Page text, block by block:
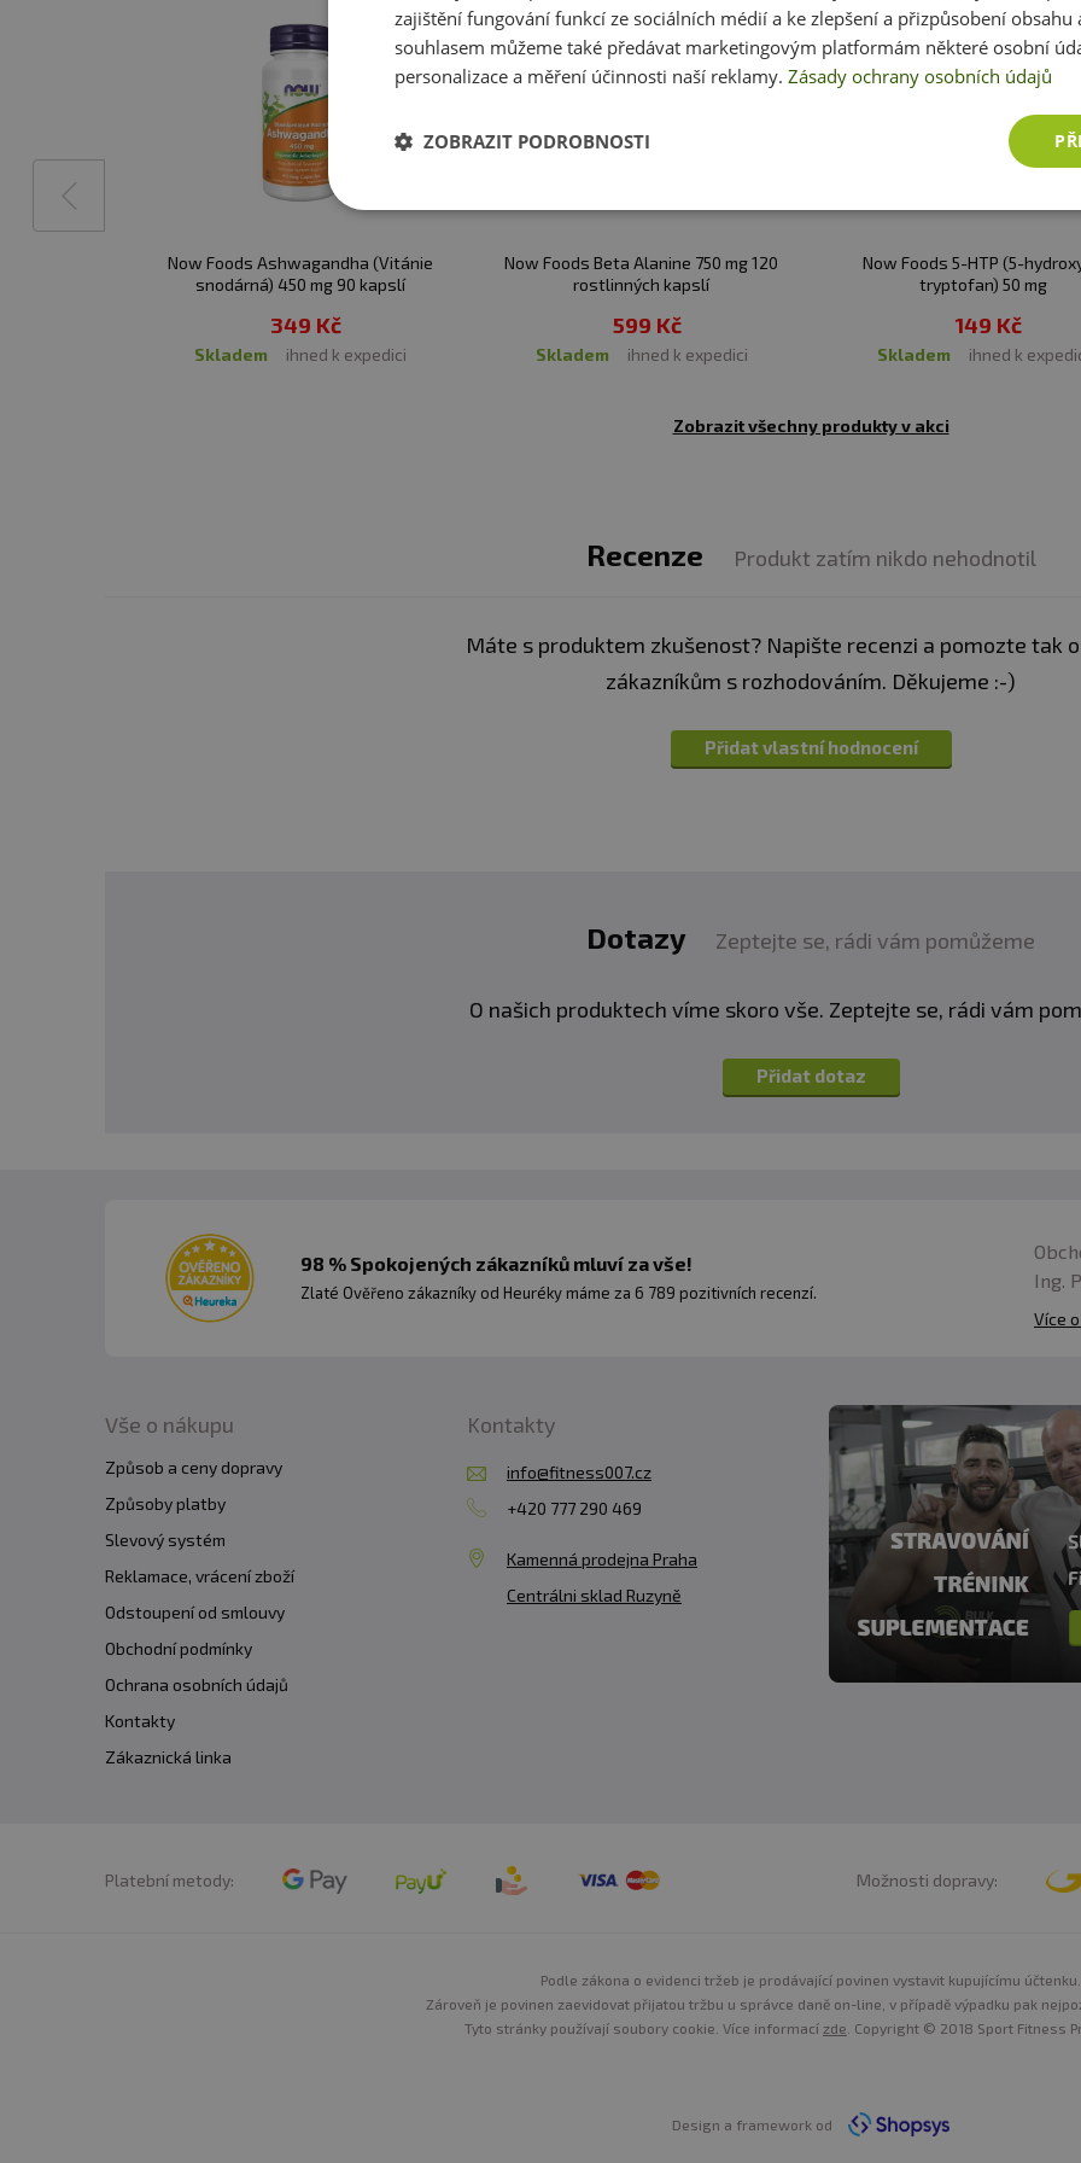
Upozornění pro alergiky: Alergeny ve složení produktutučnězvýrazněný.
Now Foods Ashwagandha (Vitánie
snodárná) 450 mg 90 kapslí
349 Kč
skladem ihned k expedici
Now Foods Beta Alanine 750 mg 120
rostlinných kapslí
599 Kč
skladem ihned k expedici
Now Foods 5-HTP (5-
tryptofan) 50 mg
149 Kč
skladem ihned k
Zobrazit všechny produkty v akci
Recenze Produkt zatím nikdo nehodnotil
Máte s produktem zkušenost? Napište recenzi a pomozte tak
zákazníkům s rozhodováním. Děkujeme :-)
Přidat vlastní hodnocení
Dotazy Zeptejte se, rádi vám pomůžeme
O našich produktech víme skoro vše. Zeptejte se, rádi vám
Přidat dotaz
98 % Spokojených zákazníků mluví za vše!
Zlaté Ověřeno zákazníky od Heuréky máme za 6 789 pozitivních recenzí.
Ing.
Více
Vše o nákupu
Způsob a ceny dopravy
Způsoby platby
Slevový systém
Reklamace, vrácení zboží
Odstoupení od smlouvy
Obchodní podmínky
Ochrana osobních údajů
Kontakty
Zákaznická linka
Kontakty
info@fitness007.cz
+420 777 290 469
Kamenná prodejna Praha
Centrálni sklad Ruzyně
Platební metody: Možnosti dopravy:
Podle zákona o evidenci tržeb je prodávající povinen vystavit kupujícímu účtenku.
Zároveň je povinen zaevidovat přijatou tržbu u správce daně on-line, v případě výpadku pak
Tyto stránky používají soubory cookie. Více informací zde . Copyright © 2018 Sport Fitness
Design a framework od
zajištění fungování funkcí ze sociálních médií a ke zlepšení a přizpůsobení obsahu
souhlasem můžeme také předávat marketingovým platformám některé osobní
personalizace a měření účinnosti naší reklamy. Zásady ochrany osobních údajů
ZOBRAZIT PODROBNOSTI